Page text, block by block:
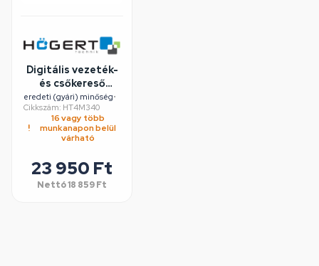
Digitális vezeték-
és csőkereső
detektor,
HÖGERT
HT4M340
eredeti (gyári) minőség•
Cikkszám: HT4M340
16 vagy több
munkanapon belül
várható
23 950 Ft
Nettó18 859 Ft